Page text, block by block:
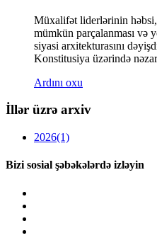
Müxalifət liderlərinin
mümkün parçalanması və
siyasi arxitekturasını
Konstitusiya üzərində
Ardını oxu
İllər üzrə arxiv
2026(1)
Bizi sosial şəbəkələrdə izləyin